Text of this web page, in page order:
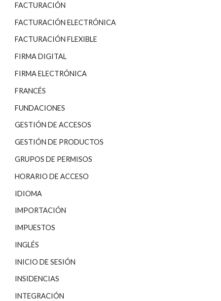
FACTURACIÓN
FACTURACIÓN ELECTRÓNICA
FACTURACIÓN FLEXIBLE
FIRMA DIGITAL
FIRMA ELECTRÓNICA
FRANCÉS
FUNDACIONES
GESTIÓN DE ACCESOS
GESTIÓN DE PRODUCTOS
GRUPOS DE PERMISOS
HORARIO DE ACCESO
IDIOMA
IMPORTACIÓN
IMPUESTOS
INGLÉS
INICIO DE SESIÓN
INSIDENCIAS
INTEGRACIÓN